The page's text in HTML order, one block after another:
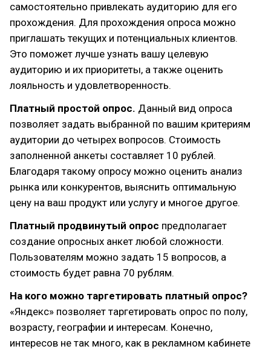
самостоятельно привлекать аудиторию для его
прохождения. Для прохождения опроса можно
приглашать текущих и потенциальных клиентов.
Это поможет лучше узнать вашу целевую
аудиторию и их приоритеты, а также оценить
лояльность и удовлетворенность.
Платный простой опрос. Данный вид опроса
позволяет задать выбранной по вашим критериям
аудитории до четырех вопросов. Стоимость
заполненной анкеты составляет 10 рублей.
Благодаря такому опросу можно оценить анализ
рынка или конкурентов, выяснить оптимальную
цену на ваш продукт или услугу и многое другое.
Платный продвинутый опрос предполагает
создание опросных анкет любой сложности.
Пользователям можно задать 15 вопросов, а
стоимость будет равна 70 рублям.
На кого можно таргетировать платный опрос?
«Яндекс» позволяет таргетировать опрос по полу,
возрасту, географии и интересам. Конечно,
интересов не так много, как в рекламном кабинете